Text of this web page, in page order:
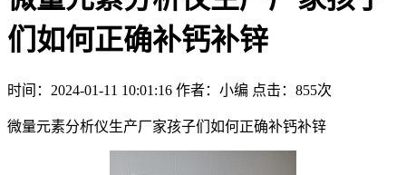
们如何正确补钙补锌
时间：2024-01-11 10:01:16 作者：小编 点击： 855次
微量元素分析仪生产厂家孩子们如何正确补钙补锌